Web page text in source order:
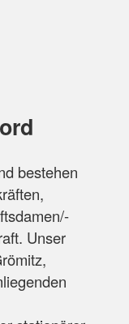
liegt im
und
des
bieten
aber für
hilfreich
bestehen
Unser